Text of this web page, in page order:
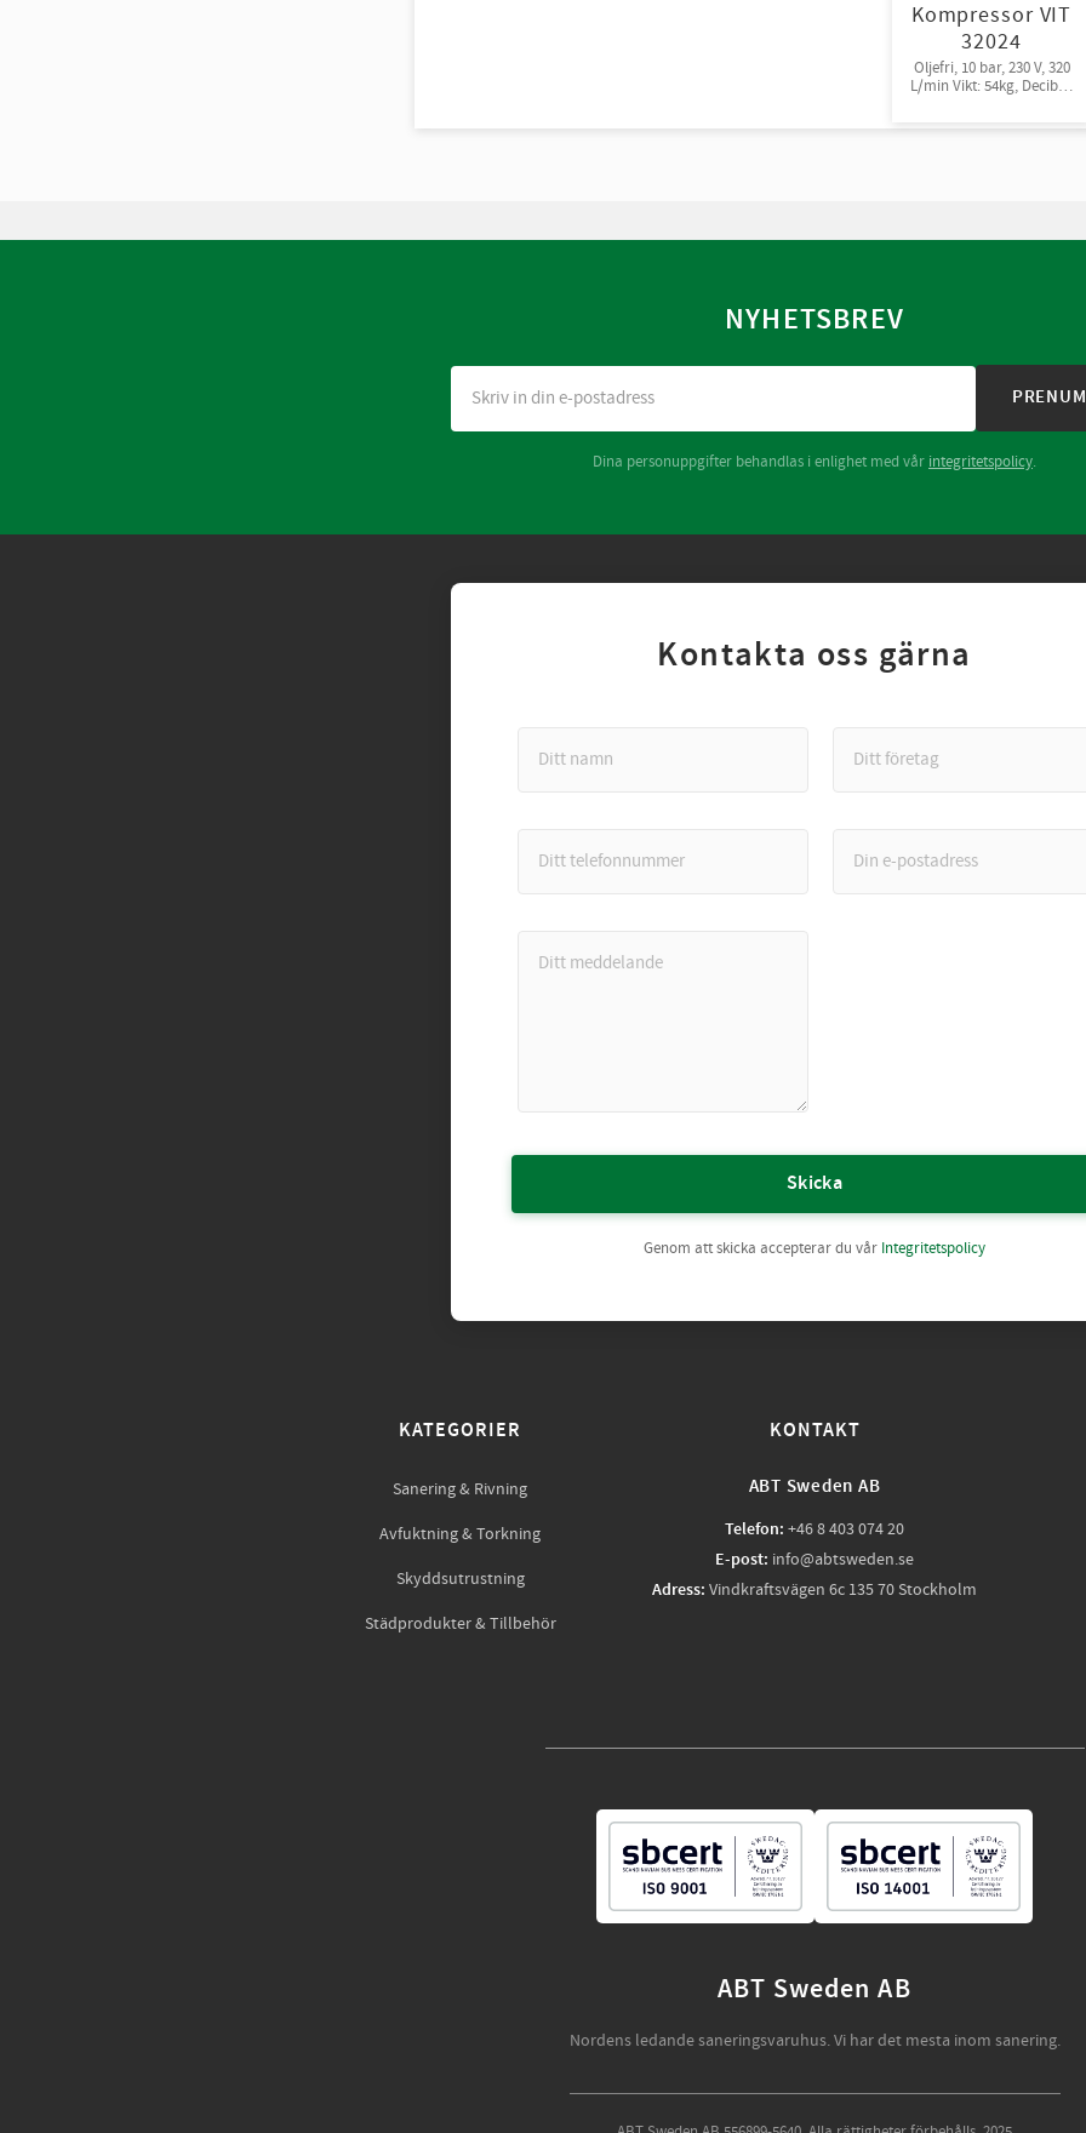
Kompressor VIT
32024
Oljefri, 10 bar, 230 V, 320
L/min Vikt: 54kg, Decibel:
NYHETSBREV
Dina personuppgifter behandlas i enlighet med vår integritetspolicy.
Kontakta oss gärna
Skicka
Genom att skicka accepterar du vår Integritetspolicy
KATEGORIER
Sanering & Rivning
Avfuktning & Torkning
Skyddsutrustning
Städprodukter & Tillbehör
KONTAKT
ABT Sweden AB
Telefon: +46 8 403 074 20
E-post: info@abtsweden.se
Adress: Vindkraftsvägen 6c 135 70 Stockholm
ABT Sweden AB
Nordens ledande saneringsvaruhus. Vi har det mesta inom sanering.